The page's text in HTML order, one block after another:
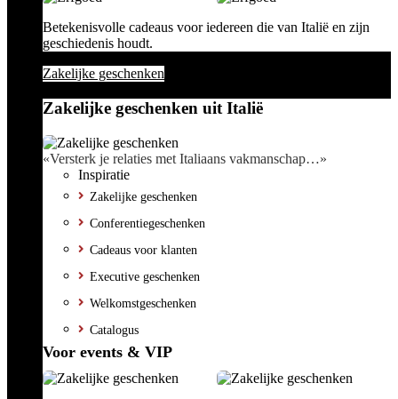
Betekenisvolle cadeaus voor iedereen die van Italië en zijn
geschiedenis houdt.
Zakelijke geschenken
Zakelijke geschenken uit Italië
«Versterk je relaties met Italiaans vakmanschap…»
Inspiratie
Zakelijke geschenken
Conferentiegeschenken
Cadeaus voor klanten
Executive geschenken
Welkomstgeschenken
Catalogus
Voor events & VIP